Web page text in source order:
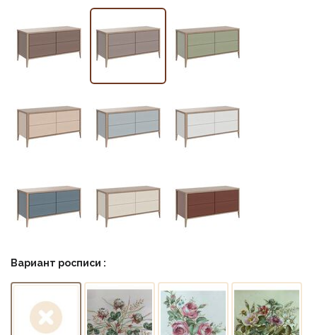
Вариант росписи :